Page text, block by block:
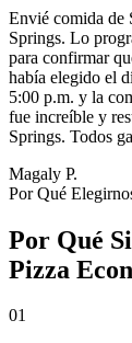
Envié comida de
Springs. Lo
para confirmar
había elegido el
5:00 p.m. y la
fue increíble y
Springs. Todos
Magaly P.
Por Qué
Por Qué
Pizza
01